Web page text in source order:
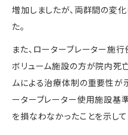
増加しましたが、両群間の変
た。
また、ローターブレーター施
ボリューム施設の方が院内死
ムによる治療体制の重要性が
ーターブレーター使用施設基
を損なわなかったことを示して